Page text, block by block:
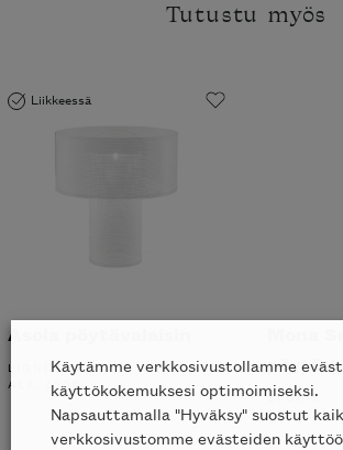
Tutustu myös
Liikkeessä
Asola pöytävalaisin
LIGNE ROSET
ALK. 520 €
BROKIS
ALK.2881
Käytämme verkkosivustollamme
käyttökokemuksesi optimoimiseksi.
Napsauttamalla "Hyväksy" suostut
verkkosivustomme evästeiden